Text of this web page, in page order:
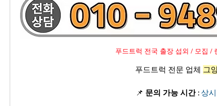
푸드트럭 전국 출장 섭외 / 모집 /
푸드트럭 전문 업체 그
📌 문의 가능 시간 : 상